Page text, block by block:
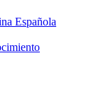
Española